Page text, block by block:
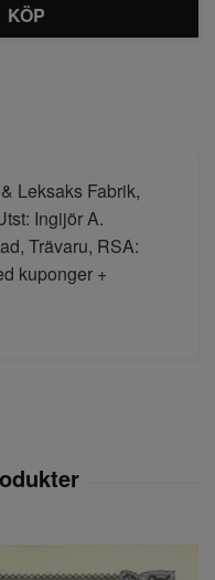
KÖP
Leksaks Fabrik,
Ingijör A.
Trävaru, RSA:
kuponger +